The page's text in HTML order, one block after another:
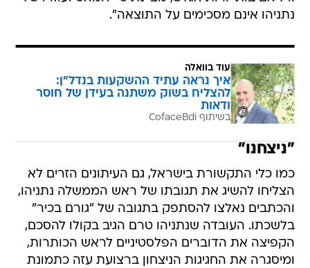
נתניהו אינם מסכימים על התוצאה".
עוד בוואלה
איך נראה עתיד ההשקעות בנדל"ן:
להצליח בשוק משתנה בעידן של חוסר
ודאות
בשיתוף CofaceBdi
"ניצחנו"
כמו כלי התקשורת בישראל, גם העיתונים הזרים לא
הצליחו להשיג את תגובתו של ראש הממשלה נתניהו,
והכתבים נאלצו להסתפק בתגובה של "גורם בכיר"
בלשכתו. העובדה שנתניהו טרם הגיב בקולו להסכם,
הקפיצה את הדוברים הפלסטיניים לראש הכותרות,
ומיסגרה את החגיגות הניצחון ברצועת עזה כתמונת